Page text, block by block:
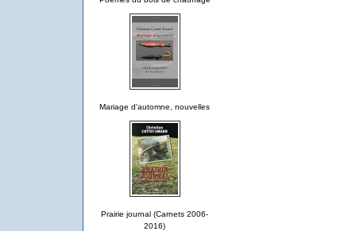
Mariage d'automne, nouvelles
Prairie journal (Carnets 2006-
2016)